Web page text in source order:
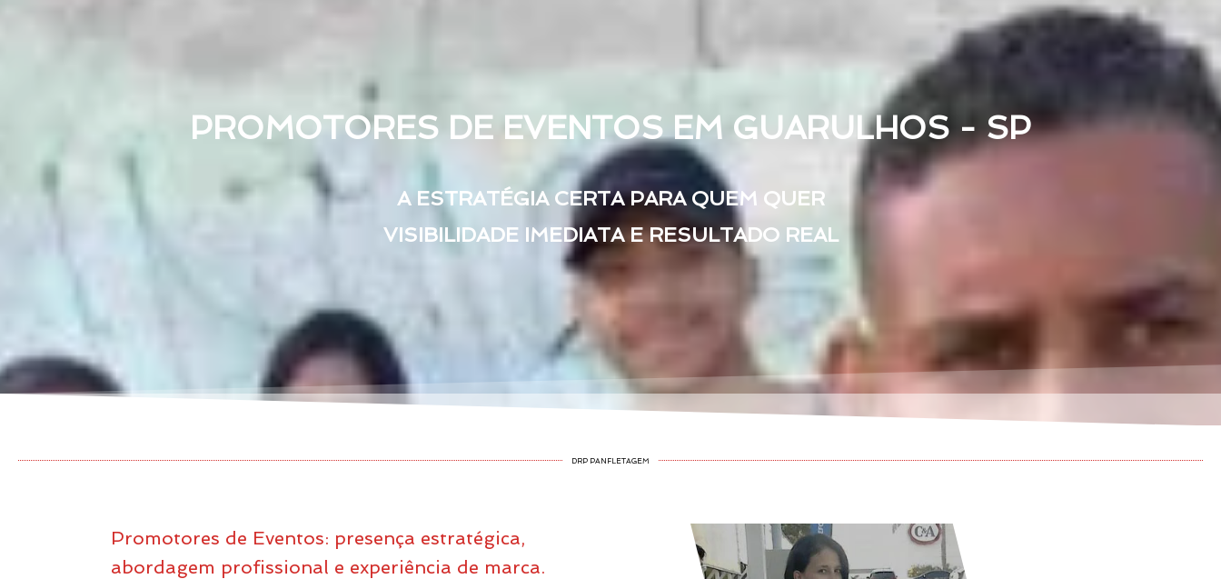
PROMOTORES DE EVENTOS EM GUARULHOS - SP
A ESTRATÉGIA CERTA PARA QUEM QUER
VISIBILIDADE IMEDIATA E RESULTADO REAL
DRP PANFLETAGEM
Promotores de Eventos: presença estratégica,
abordagem profissional e experiência de marca.